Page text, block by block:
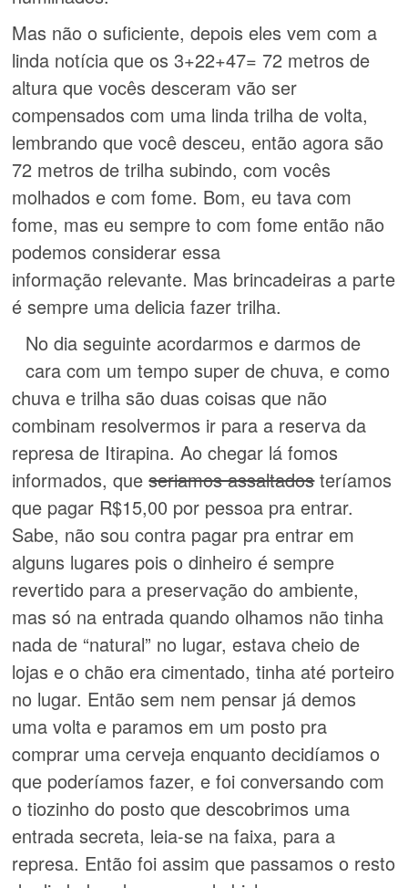
Mas não o suficiente, depois eles vem com a
linda notícia que os 3+22+47= 72 metros de
altura que vocês desceram vão ser
compensados com uma linda trilha de volta,
lembrando que você desceu, então agora são
72 metros de trilha subindo, com vocês
molhados e com fome. Bom, eu tava com
fome, mas eu sempre to com fome então não
podemos considerar essa
informação relevante. Mas brincadeiras a parte
é sempre uma delicia fazer trilha.
No dia seguinte acordarmos e darmos de
cara com um tempo super de chuva, e como
chuva e trilha são duas coisas que não
combinam resolvermos ir para a reserva da
represa de Itirapina. Ao chegar lá fomos
informados, queseriamos assaltadosteríamos
que pagar R$15,00 por pessoa pra entrar.
Sabe, não sou contra pagar pra entrar em
alguns lugares pois o dinheiro é sempre
revertido para a preservação do ambiente,
mas só na entrada quando olhamos não tinha
nada de “natural” no lugar, estava cheio de
lojas e o chão era cimentado, tinha até porteiro
no lugar. Então sem nem pensar já demos
uma volta e paramos em um posto pra
comprar uma cerveja enquanto decidíamos o
que poderíamos fazer, e foi conversando com
o tiozinho do posto que descobrimos uma
entrada secreta, leia-se na faixa, para a
represa. Então foi assim que passamos o resto